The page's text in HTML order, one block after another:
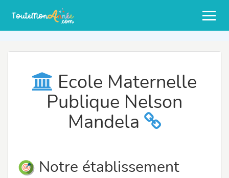
Ecole Maternelle
Publique Nelson
Mandela
Notre établissement